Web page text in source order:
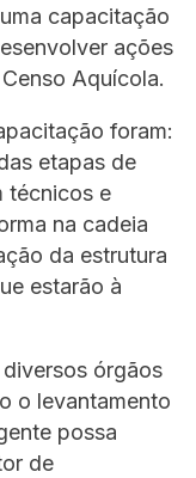
capacitação
ações
Aquícola.
foram:
etapas de
técnicos e
na cadeia
da estrutura
estarão à
órgãos
o levantamento
possa
de